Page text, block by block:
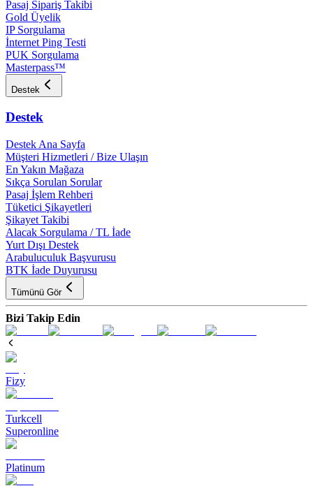
Pasaj Sipariş Takibi
Gold Üyelik
IP Sorgulama
İnternet Ping Testi
PUK Sorgulama
Masterpass™
Destek
Destek
Destek Ana Sayfa
Müşteri Hizmetleri / Bize Ulaşın
En Yakın Mağaza
Sıkça Sorulan Sorular
Pasaj İşlem Rehberi
Tüketici Şikayetleri
Şikayet Takibi
Alacak Sorgulama / TL İade
Yurt Dışı Destek
Arabuluculuk Başvurusu
BTK İade Duyurusu
Tümünü Gör
Bizi Takip Edin
Fizy
Turkcell
Superonline
Platinum